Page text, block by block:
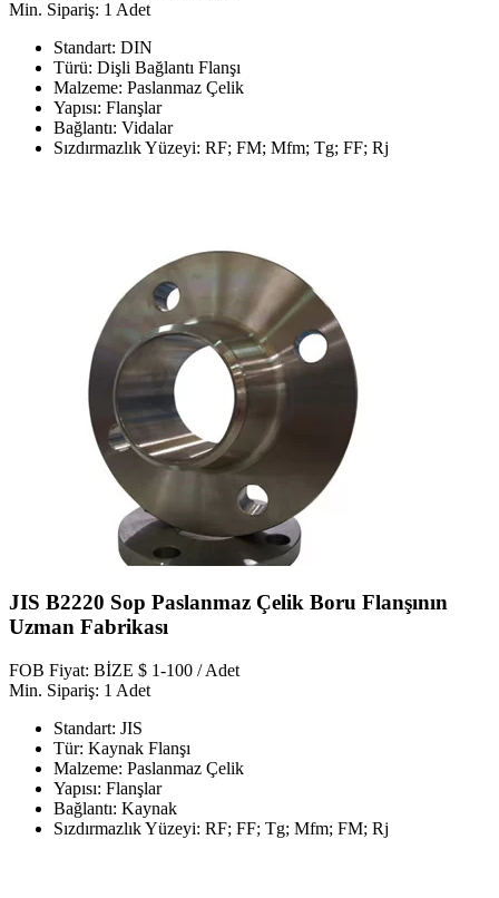
Min. Sipariş: 1 Adet
Standart: DIN
Türü: Dişli Bağlantı Flanşı
Malzeme: Paslanmaz Çelik
Yapısı: Flanşlar
Bağlantı: Vidalar
Sızdırmazlık Yüzeyi: RF; FM; Mfm; Tg; FF; Rj
JIS B2220 Sop Paslanmaz Çelik Boru Flanşının
Uzman Fabrikası
FOB Fiyat: BİZE $ 1-100 / Adet
Min. Sipariş: 1 Adet
Standart: JIS
Tür: Kaynak Flanşı
Malzeme: Paslanmaz Çelik
Yapısı: Flanşlar
Bağlantı: Kaynak
Sızdırmazlık Yüzeyi: RF; FF; Tg; Mfm; FM; Rj